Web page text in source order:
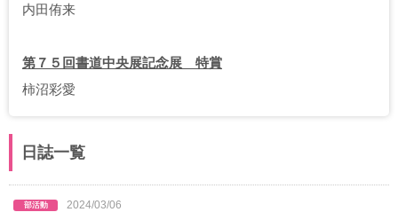
内田侑来
第７５回書道中央展記念展 特賞
柿沼彩愛
日誌一覧
2024/03/06